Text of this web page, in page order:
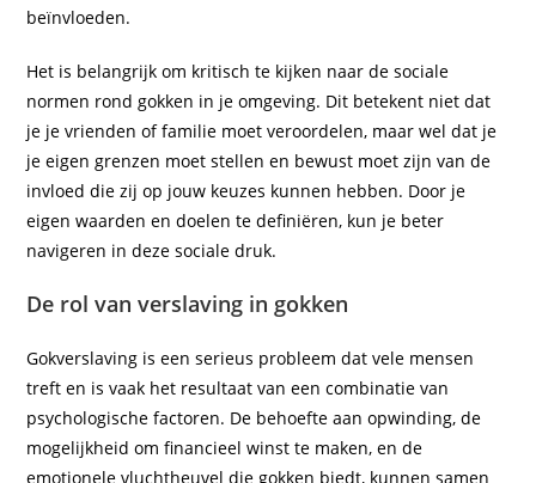
beïnvloeden.
Het is belangrijk om kritisch te kijken naar de sociale
normen rond gokken in je omgeving. Dit betekent niet dat
je je vrienden of familie moet veroordelen, maar wel dat je
je eigen grenzen moet stellen en bewust moet zijn van de
invloed die zij op jouw keuzes kunnen hebben. Door je
eigen waarden en doelen te definiëren, kun je beter
navigeren in deze sociale druk.
De rol van verslaving in gokken
Gokverslaving is een serieus probleem dat vele mensen
treft en is vaak het resultaat van een combinatie van
psychologische factoren. De behoefte aan opwinding, de
mogelijkheid om financieel winst te maken, en de
emotionele vluchtheuvel die gokken biedt, kunnen samen